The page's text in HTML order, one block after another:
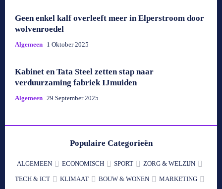
Geen enkel kalf overleeft meer in Elperstroom door
wolvenroedel
Algemeen 1 Oktober 2025
Kabinet en Tata Steel zetten stap naar
verduurzaming fabriek IJmuiden
Algemeen 29 September 2025
Populaire Categorieën
ALGEMEEN ECONOMISCH SPORT ZORG & WELZIJN
TECH & ICT KLIMAAT BOUW & WONEN MARKETING